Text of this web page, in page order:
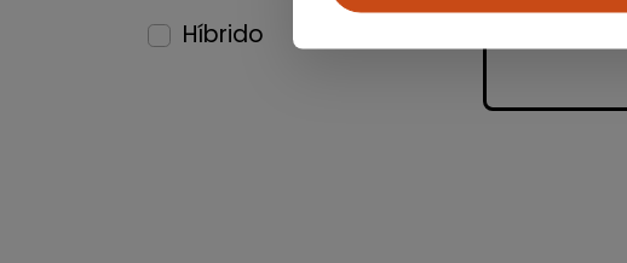
Híbrido